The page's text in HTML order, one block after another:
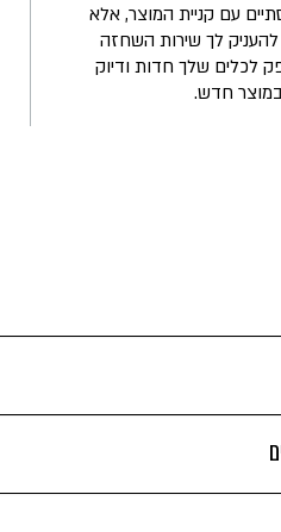
עם קניית המוצר, אלא
לך שירות השחזה
לכלים שלך חדות ודיוק
חדש.